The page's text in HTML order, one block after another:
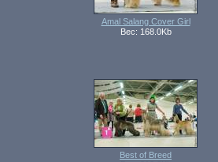
Amal Salang Cover Girl
Вес: 168.0Kb
Best of Breed